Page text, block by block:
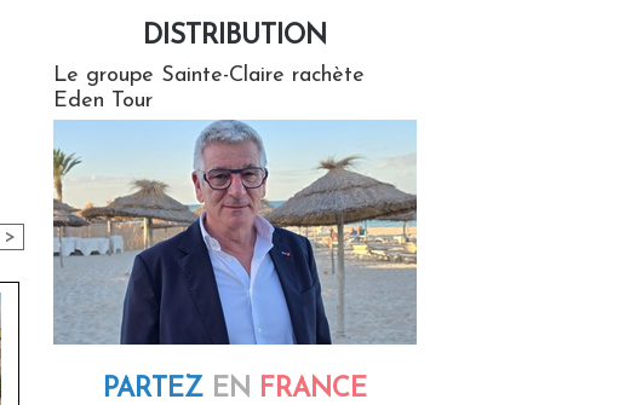
>
DISTRIBUTION
Le groupe Sainte-Claire rachète
Eden Tour
PARTEZ EN FRANCE